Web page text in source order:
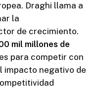
Draghi llama a
la
de crecimiento.
mil millones de
para competir con
impacto negativo de